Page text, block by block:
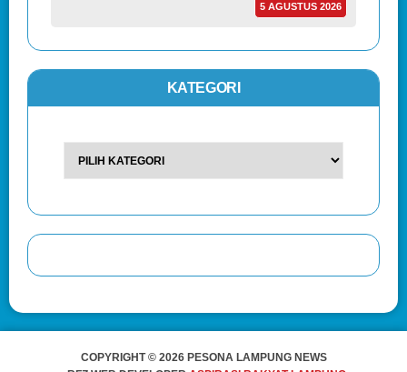
5 AGUSTUS 2026
KATEGORI
COPYRIGHT © 2026 PESONA LAMPUNG NEWS